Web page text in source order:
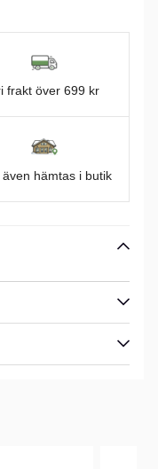
frakt över 699 kr
även hämtas i butik
ANTAL BETYG 0